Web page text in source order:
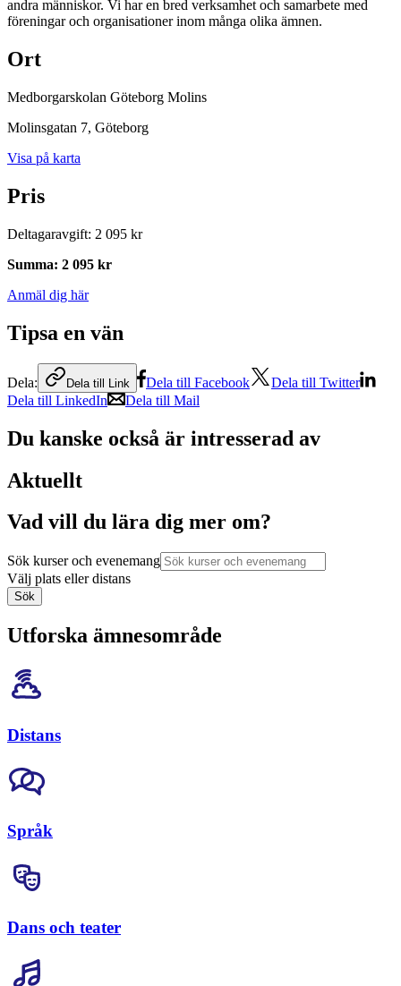
andra människor. Vi har en bred verksamhet och samarbete med
föreningar och organisationer inom många olika ämnen.
Ort
Medborgarskolan Göteborg Molins
Molinsgatan 7, Göteborg
Visa på karta
Pris
Deltagaravgift: 2 095 kr
Summa: 2 095 kr
Anmäl dig här
Tipsa en vän
Dela: Dela till Link Dela till Facebook
Dela till Twitter
Dela till LinkedIn
Dela till Mail
Du kanske också är intresserad av
Aktuellt
Vad vill du lära dig mer om?
Sök kurser och evenemang
Välj plats eller distans
Sök
Utforska ämnesområde
Distans
Språk
Dans och teater